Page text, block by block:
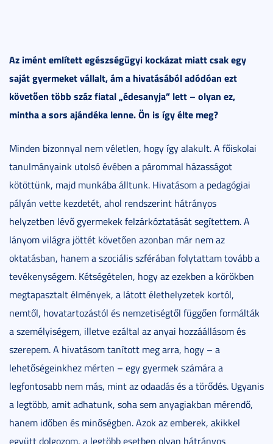
Az imént említett egészségügyi kockázat miatt csak egy
saját gyermeket vállalt, ám a hivatásából adódóan ezt
követően több száz fiatal „édesanyja” lett – olyan ez,
mintha a sors ajándéka lenne. Ön is így élte meg?
Minden bizonnyal nem véletlen, hogy így alakult. A főiskolai
tanulmányaink utolsó évében a párommal házasságot
kötöttünk, majd munkába álltunk. Hivatásom a pedagógiai
pályán vette kezdetét, ahol rendszerint hátrányos
helyzetben lévő gyermekek felzárkóztatását segítettem. A
lányom világra jöttét követően azonban már nem az
oktatásban, hanem a szociális szférában folytattam tovább a
tevékenységem. Kétségételen, hogy az ezekben a körökben
megtapasztalt élmények, a látott élethelyzetek kortól,
nemtől, hovatartozástól és nemzetiségtől függően formálták
a személyiségem, illetve ezáltal az anyai hozzáállásom és
szerepem. A hivatásom tanított meg arra, hogy – a
lehetőségeinkhez mérten – egy gyermek számára a
legfontosabb nem más, mint az odaadás és a törődés. Ugyanis
a legtöbb, amit adhatunk, soha sem anyagiakban mérendő,
hanem időben és minőségben. Azok az emberek, akikkel
együtt dolgozom, a legtöbb esetben olyan hátrányos